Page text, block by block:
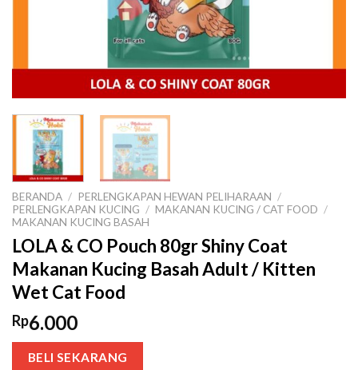
BERANDA / PERLENGKAPAN HEWAN PELIHARAAN /
PERLENGKAPAN KUCING / MAKANAN KUCING / CAT FOOD /
MAKANAN KUCING BASAH
LOLA & CO Pouch 80gr Shiny Coat
Makanan Kucing Basah Adult / Kitten
Wet Cat Food
Rp6.000
BELI SEKARANG